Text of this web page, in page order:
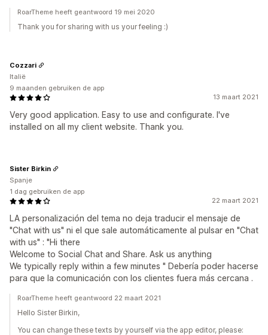
RoarTheme heeft geantwoord 19 mei 2020
Thank you for sharing with us your feeling :)
13 maart 2021
Very good application. Easy to use and configurate. I've
installed on all my client website. Thank you.
Cozzari
Italië
9 maanden gebruiken de app
22 maart 2021
LA personalización del tema no deja traducir el mensaje de
"Chat with us" ni el que sale automáticamente al pulsar en "Chat
with us" : "Hi there
Welcome to Social Chat and Share. Ask us anything
We typically reply within a few minutes " Debería poder hacerse
para que la comunicación con los clientes fuera más cercana .
Sister Birkin
Spanje
1 dag gebruiken de app
RoarTheme heeft geantwoord 22 maart 2021
Hello Sister Birkin,
You can change these texts by yourself via the app editor, please: